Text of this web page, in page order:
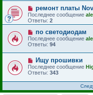
ремонт платы
Последнее сообщение
Ответы: 2
по светодиодам
Последнее сообщение
Ответы: 94
Ищу прошивки
Последнее сообщение
Ответы: 343